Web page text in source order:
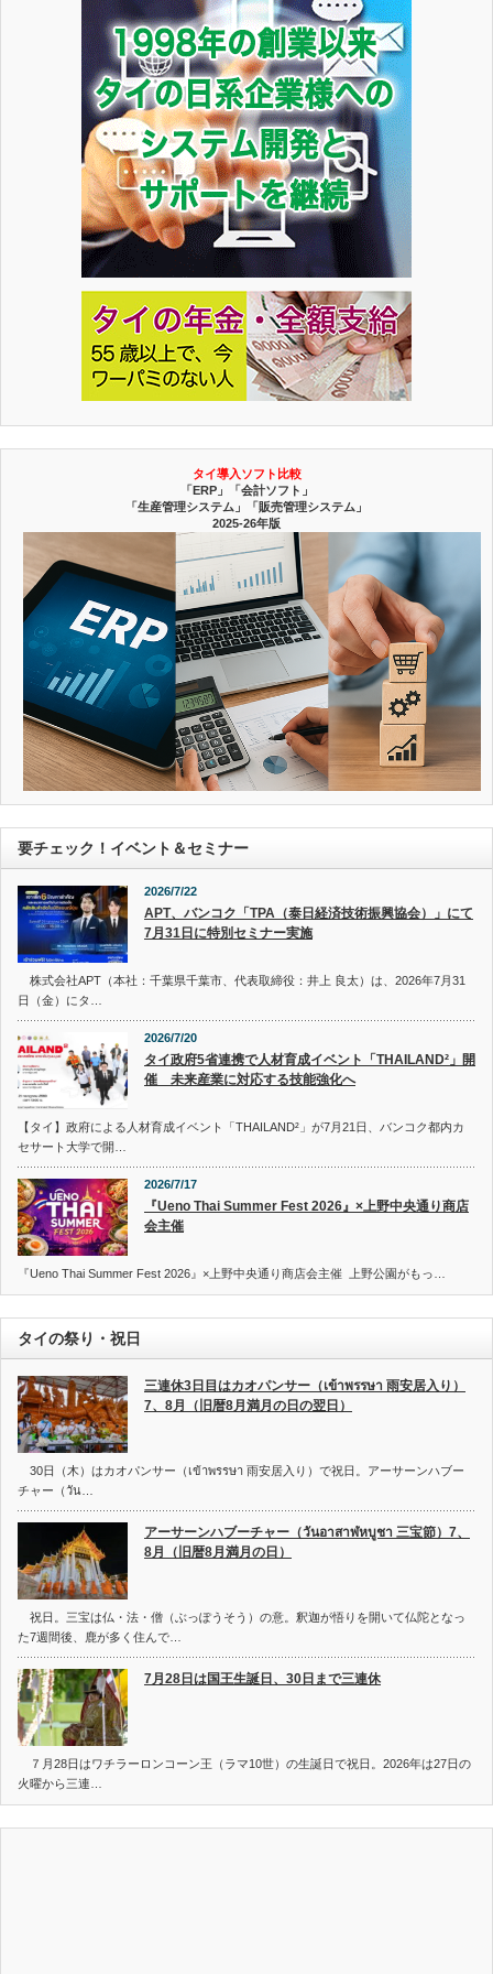
タイ導入ソフト比較
「ERP」「会計ソフト」
「生産管理システム」「販売管理システム」
2025-26年版
要チェック！イベント＆セミナー
2026/7/22
APT、バンコク「TPA（泰日経済技術振興協会）」にて
7月31日に特別セミナー実施
株式会社APT（本社：千葉県千葉市、代表取締役：井上 良太）は、2026年7月31
日（金）にタ…
2026/7/20
タイ政府5省連携で人材育成イベント「THAILAND²」開
催 未来産業に対応する技能強化へ
【タイ】政府による人材育成イベント「THAILAND²」が7月21日、バンコク都内カ
セサート大学で開…
2026/7/17
『Ueno Thai Summer Fest 2026』×上野中央通り商店
会主催
『Ueno Thai Summer Fest 2026』×上野中央通り商店会主催 上野公園がもっ…
タイの祭り・祝日
三連休3日目はカオパンサー（เข้าพรรษา 雨安居入り）
7、8月（旧暦8月満月の日の翌日）
30日（木）はカオパンサー（เข้าพรรษา 雨安居入り）で祝日。アーサーンハブー
チャー（วัน…
アーサーンハブーチャー（วันอาสาฬหบูชา 三宝節）7、
8月（旧暦8月満月の日）
祝日。三宝は仏・法・僧（ぶっぽうそう）の意。釈迦が悟りを開いて仏陀となっ
た7週間後、鹿が多く住んで…
7月28日は国王生誕日、30日まで三連休
７月28日はワチラーロンコーン王（ラマ10世）の生誕日で祝日。2026年は27日の
火曜から三連…